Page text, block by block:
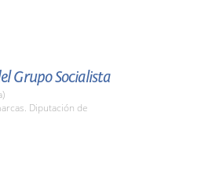
Grupo Socialista
Diputación de